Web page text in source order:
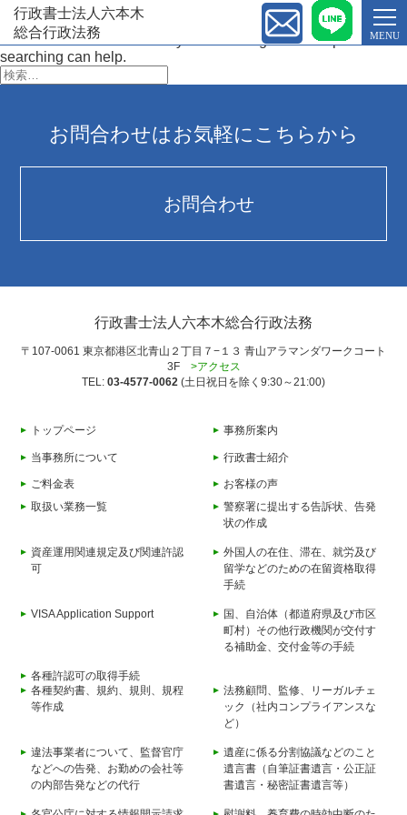
G-NR57D1PRKZ
行政書士法人六本木
総合行政法務
MENU
Nothing Found
It seems we can’t find what you’re looking for. Perhaps
searching can help.
検
お問合わせはお気軽にこちらから
お問合わせ
行政書士法人六本木総合行政法務
〒107-0061 東京都港区北青山２丁目７−１３ 青山アラマンダワークコート
3F
>アクセス
TEL: 03-4577-0062 (土日祝日を除く9:30～21:00)
トップページ 事務所案内
当事務所について 行政書士紹介
ご料金表
お客様の声
取扱い業務一覧
警察署に提出する告訴状、告発
状の作成
資産運用関連規定及び関連許認
可
外国人の在住、滞在、就労及び
留学などのための在留資格取得
手続
VISA Application Support
国、自治体（都道府県及び市区
町村）その他行政機関が交付す
る補助金、交付金等の手続
各種許認可の取得手続
各種契約書、規約、規則、規程
等作成
法務顧問、監修、リーガルチェ
ック（社内コンプライアンスな
ど）
違法事業者について、監督官庁
などへの告発、お勤めの会社等
の内部告発などの代行
遺産に係る分割協議などのこと
遺言書（自筆証書遺言・公正証
書遺言・秘密証書遺言等）